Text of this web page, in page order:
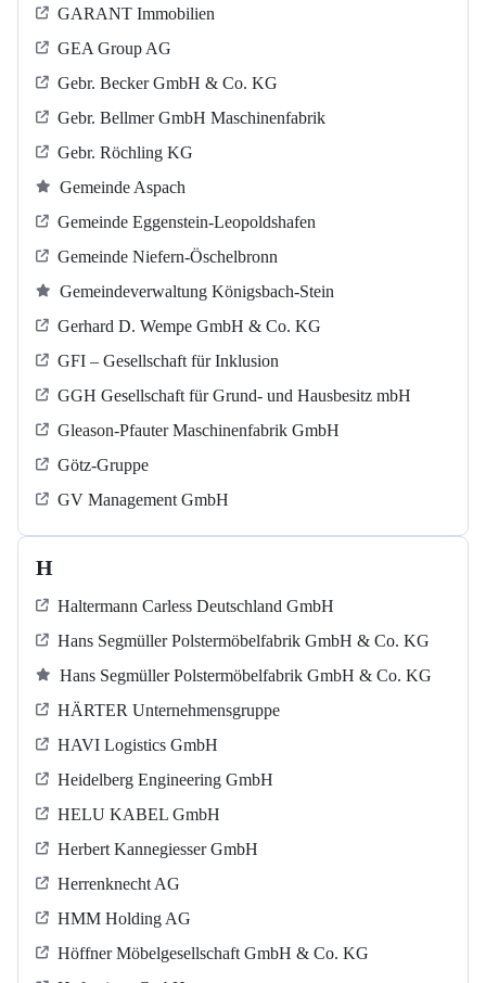
GARANT Immobilien
GEA Group AG
Gebr. Becker GmbH & Co. KG
Gebr. Bellmer GmbH Maschinenfabrik
Gebr. Röchling KG
Gemeinde Aspach
Gemeinde Eggenstein-Leopoldshafen
Gemeinde Niefern-Öschelbronn
Gemeindeverwaltung Königsbach-Stein
Gerhard D. Wempe GmbH & Co. KG
GFI – Gesellschaft für Inklusion
GGH Gesellschaft für Grund- und Hausbesitz mbH
Gleason-Pfauter Maschinenfabrik GmbH
Götz-Gruppe
GV Management GmbH
H
Haltermann Carless Deutschland GmbH
Hans Segmüller Polstermöbelfabrik GmbH & Co. KG
Hans Segmüller Polstermöbelfabrik GmbH & Co. KG
HÄRTER Unternehmensgruppe
HAVI Logistics GmbH
Heidelberg Engineering GmbH
HELU KABEL GmbH
Herbert Kannegiesser GmbH
Herrenknecht AG
HMM Holding AG
Höffner Möbelgesellschaft GmbH & Co. KG